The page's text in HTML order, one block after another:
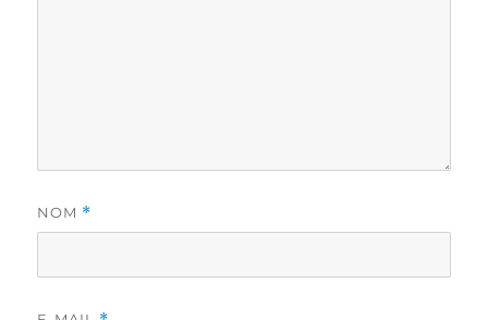
NOM *